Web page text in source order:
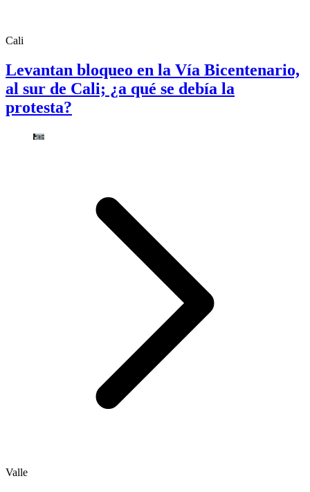
Cali
Levantan bloqueo en la Vía Bicentenario,
al sur de Cali; ¿a qué se debía la
protesta?
Valle